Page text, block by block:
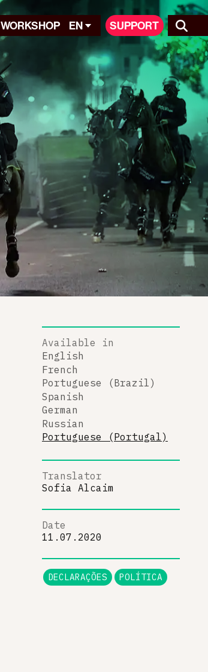
WORKSHOP EN SUPPORT
Available in
English
French
Portuguese (Brazil)
Spanish
German
Russian
Portuguese (Portugal)
Translator
Sofia Alcaim
Date
11.07.2020
DECLARAÇÕES POLÍTICA